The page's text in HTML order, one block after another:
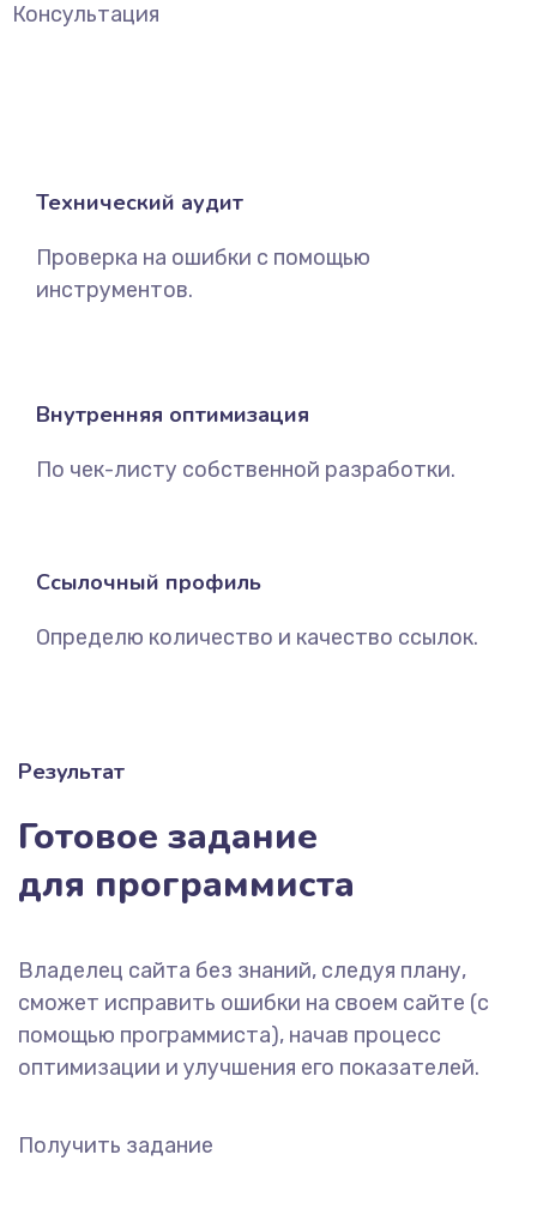
Консультация
Технический аудит
Проверка на ошибки с помощью
инструментов.
Внутренняя оптимизация
По чек-листу собственной разработки.
Ссылочный профиль
Определю количество и качество ссылок.
Результат
Готовое задание
для программиста
Владелец сайта без знаний, следуя плану,
сможет исправить ошибки на своем сайте (с
помощью программиста), начав процесс
оптимизации и улучшения его показателей.
Получить задание